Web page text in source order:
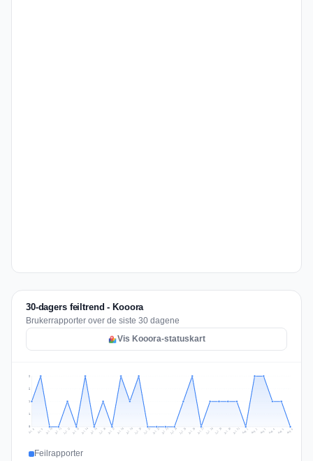
30-dagers feiltrend - Kooora
Brukerrapporter over de siste 30 dagene
Vis Kooora-statuskart
1
1
2
2
Jul 8 Jul 9 Jul 10 Jul 11 Jul 12 Jul 13 Jul 14 Jul 15 Jul 16 Jul 17 Jul 18 Jul 19 Jul 20 Jul 21 Jul 22 Jul 23 Jul 24 Jul 25 Jul 26 Jul 27 Jul 28 Jul 29 Jul 30 Jul 31 Aug 1 Aug 2 Aug 3 Aug 4 Aug 5 Aug 6
Feilrapporter